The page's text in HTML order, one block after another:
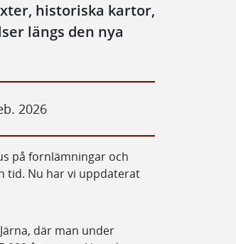
historiska kartor,
längs den nya
2026
på fornlämningar och
tid. Nu har vi uppdaterat
där man under